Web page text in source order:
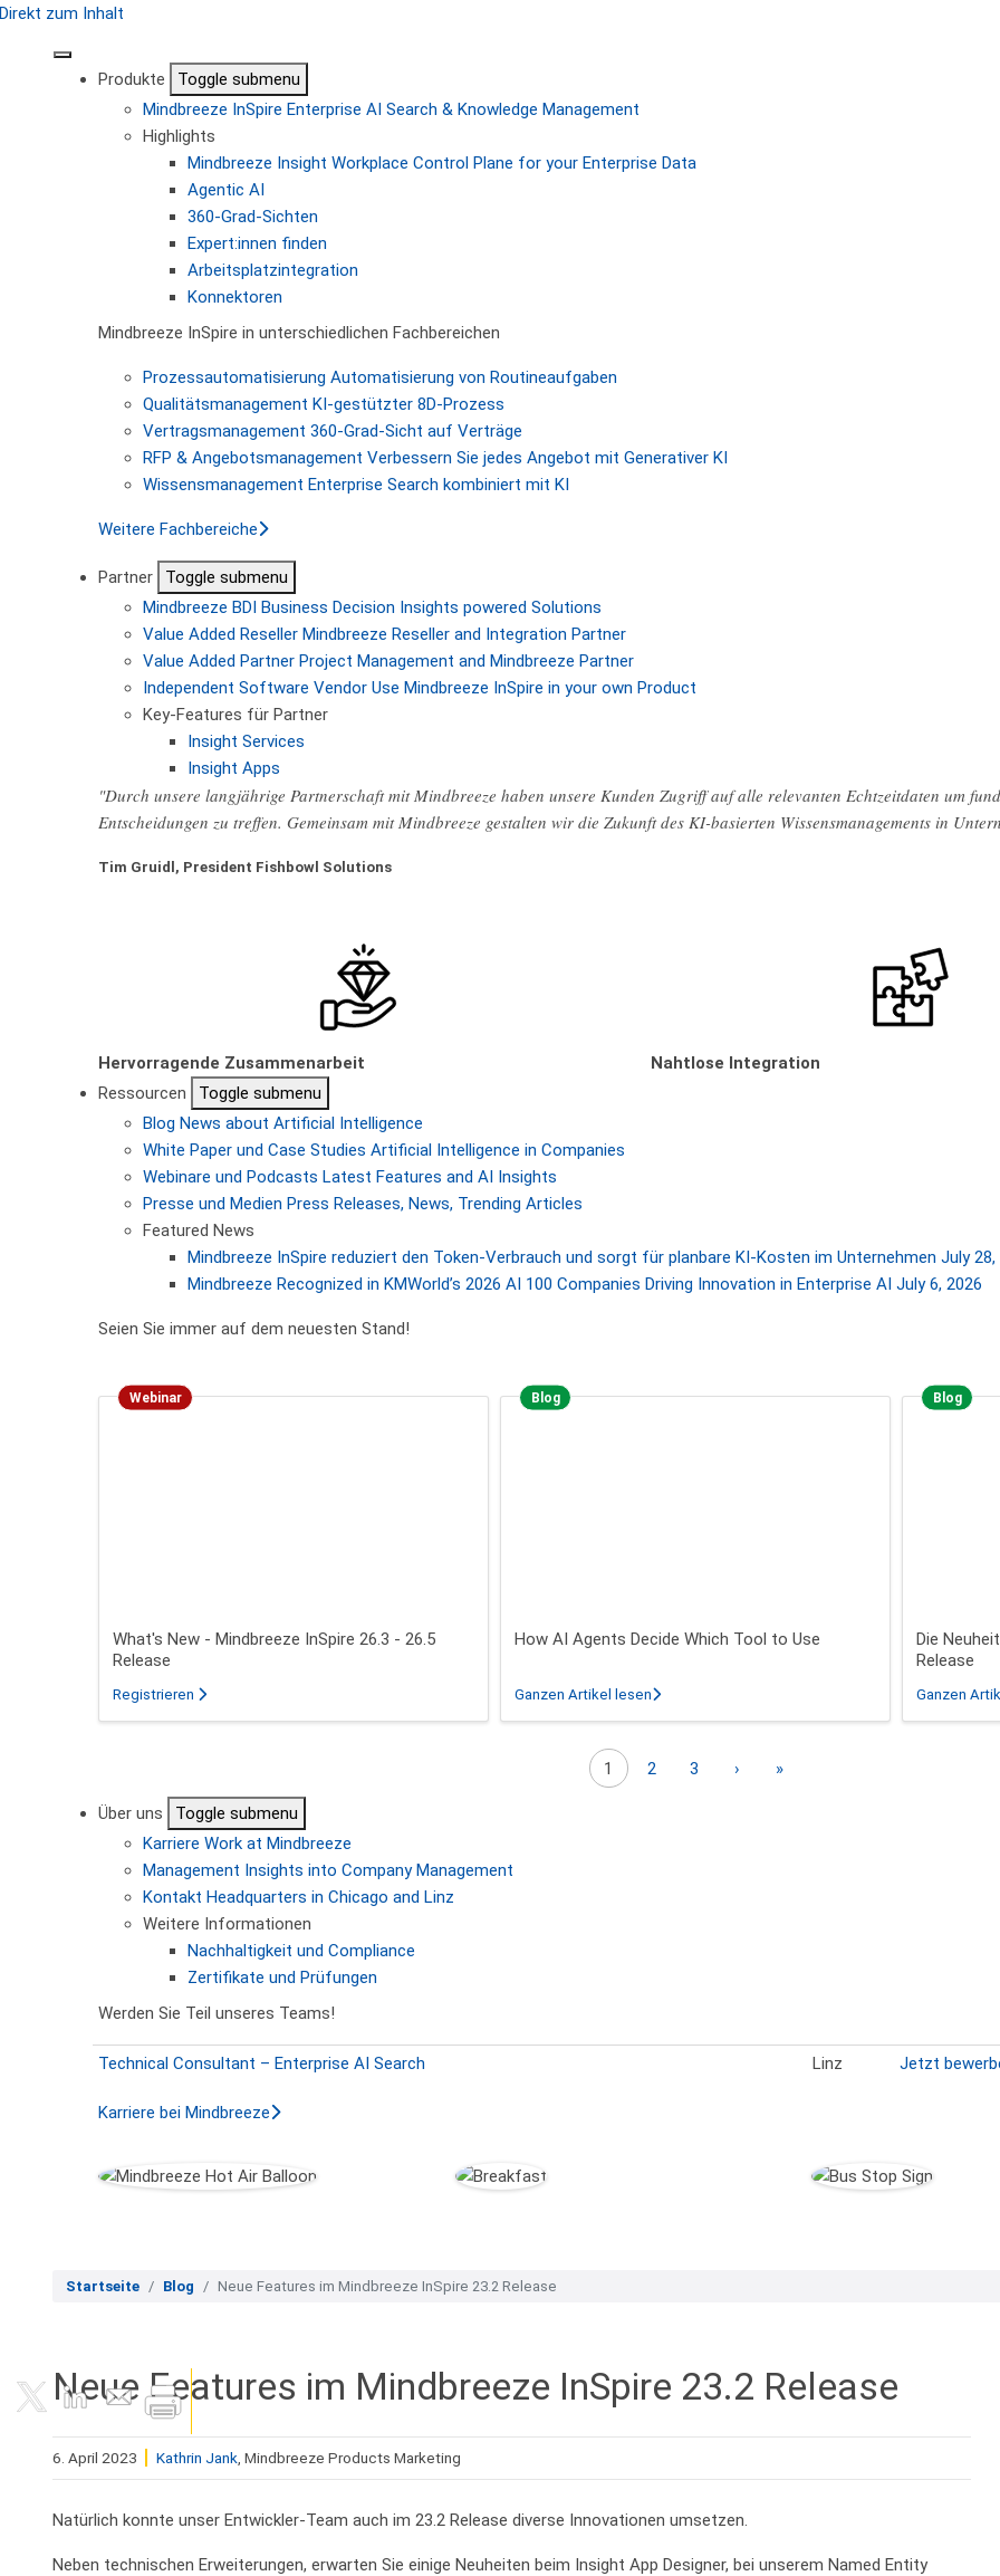
Direkt zum Inhalt
Produkte
Toggle submenu
Mindbreeze InSpire Enterprise AI Search & Knowledge Management
Highlights
Mindbreeze Insight Workplace Control Plane for your Enterprise Data
Agentic AI
360-Grad-Sichten
Expert:innen finden
Arbeitsplatzintegration
Konnektoren
Mindbreeze InSpire in unterschiedlichen Fachbereichen
Prozessautomatisierung Automatisierung von Routineaufgaben
Qualitätsmanagement KI-gestützter 8D-Prozess
Vertragsmanagement 360-Grad-Sicht auf Verträge
RFP & Angebotsmanagement Verbessern Sie jedes Angebot mit Generativer KI
Wissensmanagement Enterprise Search kombiniert mit KI
Weitere Fachbereiche
Partner
Toggle submenu
Mindbreeze BDI Business Decision Insights powered Solutions
Value Added Reseller Mindbreeze Reseller and Integration Partner
Value Added Partner Project Management and Mindbreeze Partner
Independent Software Vendor Use Mindbreeze InSpire in your own Product
Key-Features für Partner
Insight Services
Insight Apps
"Durch unsere langjährige Partnerschaft mit Mindbreeze haben unsere Kunden Zugriff auf alle relevanten Echtzeitdaten um
Entscheidungen zu treffen. Gemeinsam mit Mindbreeze gestalten wir die Zukunft des KI-basierten Wissensmanagements in
Tim Gruidl, President Fishbowl Solutions
Hervorragende Zusammenarbeit
Nahtlose Integration
Ressourcen
Toggle submenu
Blog News about Artificial Intelligence
White Paper und Case Studies Artificial Intelligence in Companies
Webinare und Podcasts Latest Features and AI Insights
Presse und Medien Press Releases, News, Trending Articles
Featured News
Mindbreeze InSpire reduziert den Token-Verbrauch und sorgt für planbare KI-Kosten im Unternehmen July 28,
Mindbreeze Recognized in KMWorld’s 2026 AI 100 Companies Driving Innovation in Enterprise AI July 6, 2026
Seien Sie immer auf dem neuesten Stand!
Webinar
What's New - Mindbreeze InSpire 26.3 - 26.5
Release
Registrieren für das Webinar über What's New - Mindbreeze InSpire 26.3 - 26.5 Release
Blog
How AI Agents Decide Which Tool to Use
Ganzen Artikel lesenüber How AI Agents Decide Which Tool to Use
Blog
Die
Release
Ganzen
1 2 3 › Nächste Seite
»Letzte Seite
Über uns
Toggle submenu
Karriere Work at Mindbreeze
Management Insights into Company Management
Kontakt Headquarters in Chicago and Linz
Weitere Informationen
Nachhaltigkeit und Compliance
Zertifikate und Prüfungen
Werden Sie Teil unseres Teams!
Technical Consultant – Enterprise AI Search Linz Jetzt
Karriere bei Mindbreeze
Startseite Blog Neue Features im Mindbreeze InSpire 23.2 Release
Neue Features im Mindbreeze InSpire 23.2 Release
6. April 2023 Kathrin Jank , Mindbreeze Products Marketing
Natürlich konnte unser Entwickler-Team auch im 23.2 Release diverse Innovationen umsetzen.
Neben technischen Erweiterungen, erwarten Sie einige Neuheiten beim Insight App Designer, bei unserem Named Entity